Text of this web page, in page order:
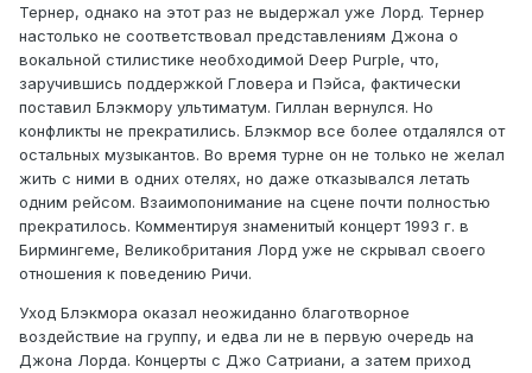
Тернер, однако на этот раз не выдержал уже Лорд. Тернер
настолько не соответствовал представлениям Джона о
вокальной стилистике необходимой Deep Purple, что,
заручившись поддержкой Гловера и Пэйса, фактически
поставил Блэкмору ультиматум. Гиллан вернулся. Но
конфликты не прекратились. Блэкмор все более отдалялся от
остальных музыкантов. Во время турне он не только не желал
жить с ними в одних отелях, но даже отказывался летать
одним рейсом. Взаимопонимание на сцене почти полностью
прекратилось. Комментируя знаменитый концерт 1993 г. в
Бирмингеме, Великобритания Лорд уже не скрывал своего
отношения к поведению Ричи.
Уход Блэкмора оказал неожиданно благотворное
воздействие на группу, и едва ли не в первую очередь на
Джона Лорда. Концерты с Джо Сатриани, а затем приход